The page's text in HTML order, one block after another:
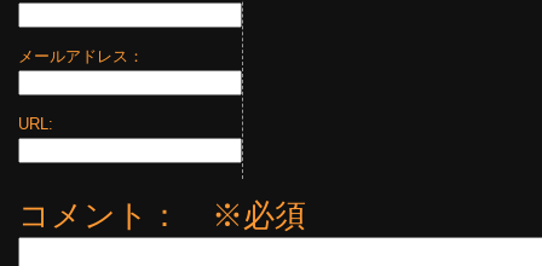
メールアドレス：
URL:
コメント： ※必須